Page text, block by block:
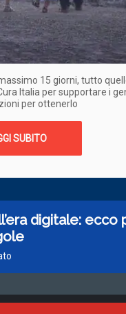
15 giorni, tutto
Italia per supportare i
per ottenerlo
SUBITO
digitale: ecco